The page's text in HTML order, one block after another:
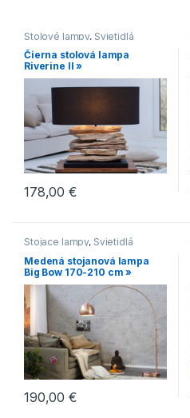
Stolové lampy, Svietidlá
Čierna stolová lampa
Riverine II »
178,00€
Stojace lampy, Svietidlá
Medená stojanová lampa
Big Bow 170-210 cm »
190,00€